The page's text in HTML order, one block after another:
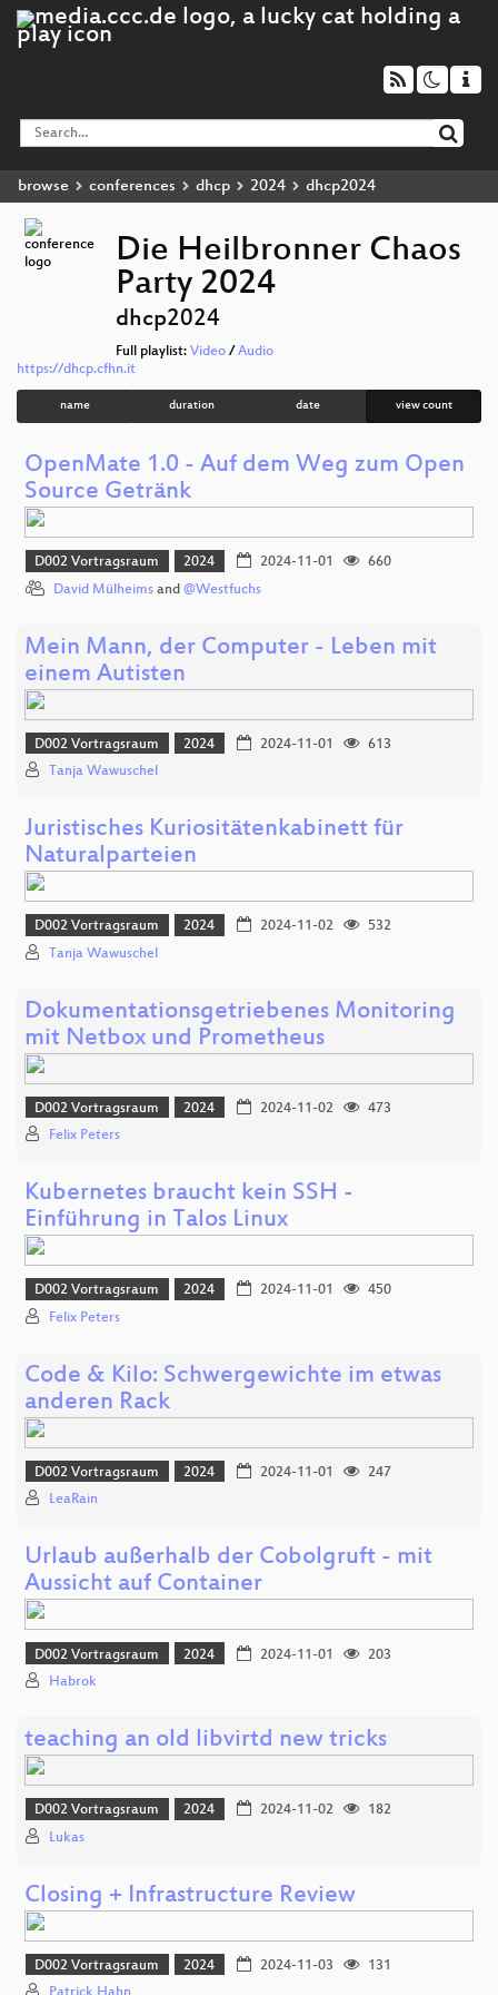
browse conferences dhcp 2024 dhcp2024
Die Heilbronner Chaos
Party 2024
dhcp2024
Full playlist:Video /Audio
https://dhcp.cfhn.it
name duration date view count
OpenMate 1.0 - Auf dem Weg zum Open
Source Getränk
D002 Vortragsraum 2024 2024-11-01
660
David Mülheims and @Westfuchs
Mein Mann, der Computer - Leben mit
einem Autisten
D002 Vortragsraum 2024 2024-11-01
613
Tanja Wawuschel
Juristisches Kuriositätenkabinett für
Naturalparteien
D002 Vortragsraum 2024 2024-11-02
532
Tanja Wawuschel
Dokumentationsgetriebenes Monitoring
mit Netbox und Prometheus
D002 Vortragsraum 2024 2024-11-02
473
Felix Peters
Kubernetes braucht kein SSH -
Einführung in Talos Linux
D002 Vortragsraum 2024 2024-11-01
450
Felix Peters
Code & Kilo: Schwergewichte im etwas
anderen Rack
D002 Vortragsraum 2024 2024-11-01
247
LeaRain
Urlaub außerhalb der Cobolgruft - mit
Aussicht auf Container
D002 Vortragsraum 2024 2024-11-01
203
Habrok
teaching an old libvirtd new tricks
D002 Vortragsraum 2024 2024-11-02
182
Lukas
Closing + Infrastructure Review
D002 Vortragsraum 2024 2024-11-03
131